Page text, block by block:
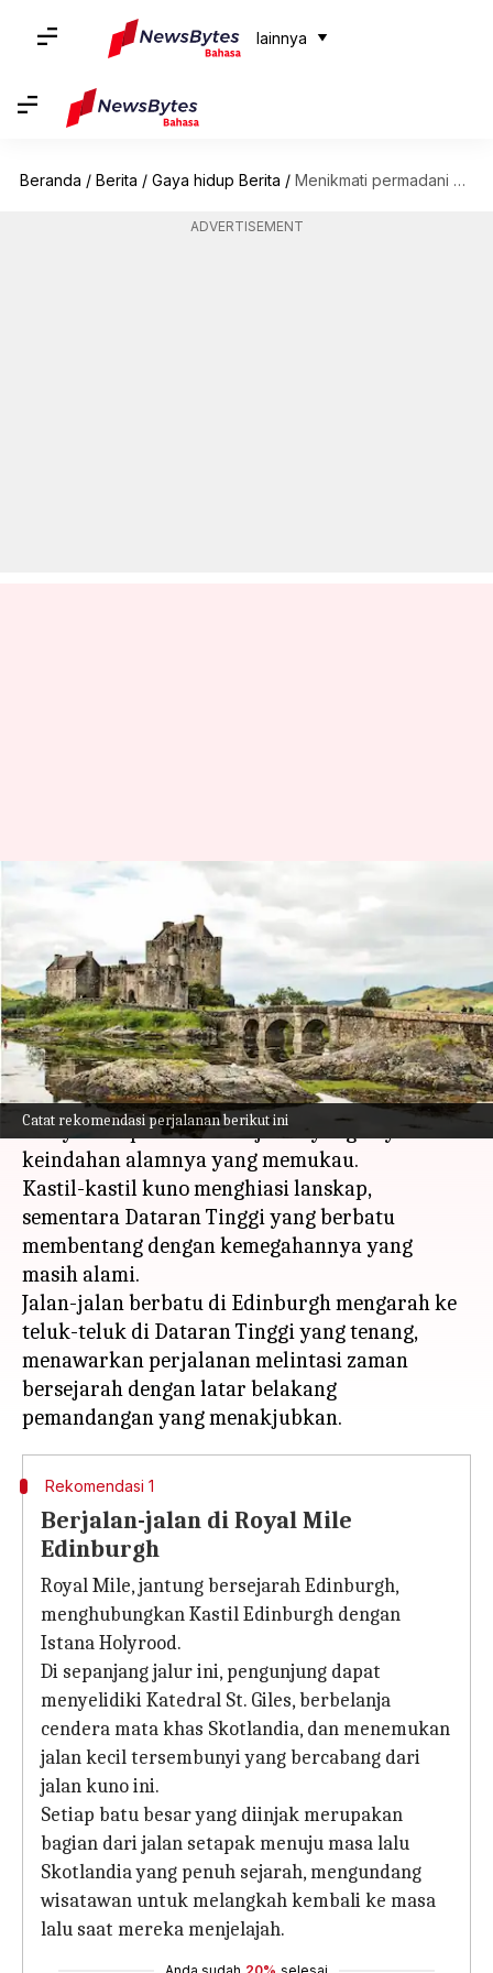
lainnya
Beranda / Berita / Gaya hidup Berita / Menikmati permadani kastil dan kemegahan Dataran Tinggi Skotlandia
ADVERTISEMENT
Catat rekomendasi perjalanan berikut ini
Menikmati permadani kastil
dan kemegahan Dataran Tinggi
Skotlandia
menulis Taufiq Al Jufri Mar 06, 2024 11:29 am
Apa ceritanya
Skotlandia mengundang para pelancong untuk
menyelami permadani sejarah yang kaya dan
keindahan alamnya yang memukau.
Kastil-kastil kuno menghiasi lanskap,
sementara Dataran Tinggi yang berbatu
membentang dengan kemegahannya yang
masih alami.
Jalan-jalan berbatu di Edinburgh mengarah ke
teluk-teluk di Dataran Tinggi yang tenang,
menawarkan perjalanan melintasi zaman
bersejarah dengan latar belakang
Rekomendasi 1
Berjalan-jalan di Royal Mile
Edinburgh
Royal Mile, jantung bersejarah Edinburgh,
menghubungkan Kastil Edinburgh dengan
Istana Holyrood.
Di sepanjang jalur ini, pengunjung dapat
menyelidiki Katedral St. Giles, berbelanja
cendera mata khas Skotlandia, dan menemukan
jalan kecil tersembunyi yang bercabang dari
jalan kuno ini.
Setiap batu besar yang diinjak merupakan
bagian dari jalan setapak menuju masa lalu
Skotlandia yang penuh sejarah, mengundang
wisatawan untuk melangkah kembali ke masa
lalu saat mereka menjelajah.